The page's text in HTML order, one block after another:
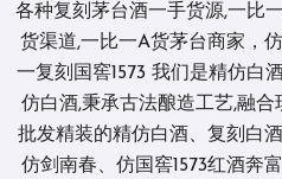
各种复刻茅台酒一手货源,一比
货渠道,一比一A货茅台商家，
一复刻国窖1573 我们是精仿白
仿白酒,秉承古法酿造工艺,融
批发精装的精仿白酒、复刻白
仿剑南春、仿国窖1573红酒奔